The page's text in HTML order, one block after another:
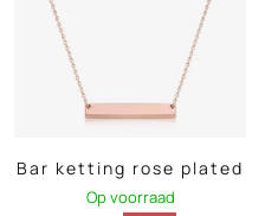
Bar ketting rose plated
Op voorraad